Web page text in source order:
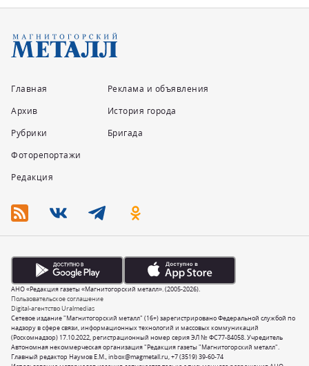
Главная
Архив
Рубрики
Фоторепортажи
Редакция
Реклама и объявления
История города
Бригада
Сетевое издание "Магнитогорский металл" (16+) зарегистрировано Федеральной службой по
надзору в сфере связи, информационных технологий и массовых коммуникаций
(Роскомнадзор) 17.10.2022, регистрационный номер серия ЭЛ № ФС77-84058. Учредитель
Автономная некоммерческая организация "Редакция газеты "Магнитогорский металл".
Главный редактор Наумов Е.М.,inbox@magmetall.ru,+7 (3519) 39-60-74
Пользовательское соглашение
Digital-агентство Uralmedias
АНО «Редакция газеты «Магнитогорский металл». (2005-2026).